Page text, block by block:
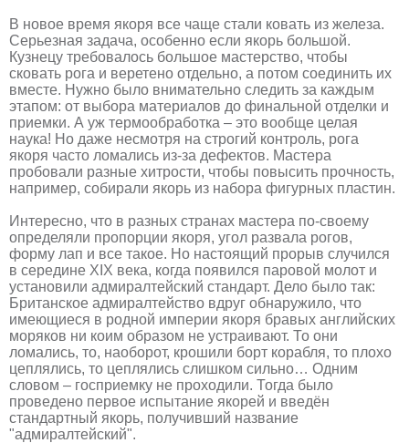
В новое время якоря все чаще стали ковать из железа.
Серьезная задача, особенно если якорь большой.
Кузнецу требовалось большое мастерство, чтобы
сковать рога и веретено отдельно, а потом соединить их
вместе. Нужно было внимательно следить за каждым
этапом: от выбора материалов до финальной отделки и
приемки. А уж термообработка – это вообще целая
наука! Но даже несмотря на строгий контроль, рога
якоря часто ломались из-за дефектов. Мастера
пробовали разные хитрости, чтобы повысить прочность,
например, собирали якорь из набора фигурных пластин.
Интересно, что в разных странах мастера по-своему
определяли пропорции якоря, угол развала рогов,
форму лап и все такое. Но настоящий прорыв случился
в середине XIX века, когда появился паровой молот и
установили адмиралтейский стандарт. Дело было так:
Британское адмиралтейство вдруг обнаружило, что
имеющиеся в родной империи якоря бравых английских
моряков ни коим образом не устраивают. То они
ломались, то, наоборот, крошили борт корабля, то плохо
цеплялись, то цеплялись слишком сильно… Одним
словом – госприемку не проходили. Тогда было
проведено первое испытание якорей и введён
стандартный якорь, получивший название
"адмиралтейский".